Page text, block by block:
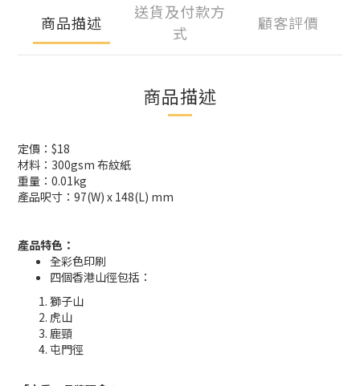
商品描述
送貨及付款方
式
顧客評價
商品描述
定價：$18
材料：300gsm 布紋紙
重量：0.01kg
產品呎寸：97(W) x 148(L) mm
產品特色：
全彩色印刷
四個香港山徑包括：
獅子山
虎山
鹿頸
屯門徑